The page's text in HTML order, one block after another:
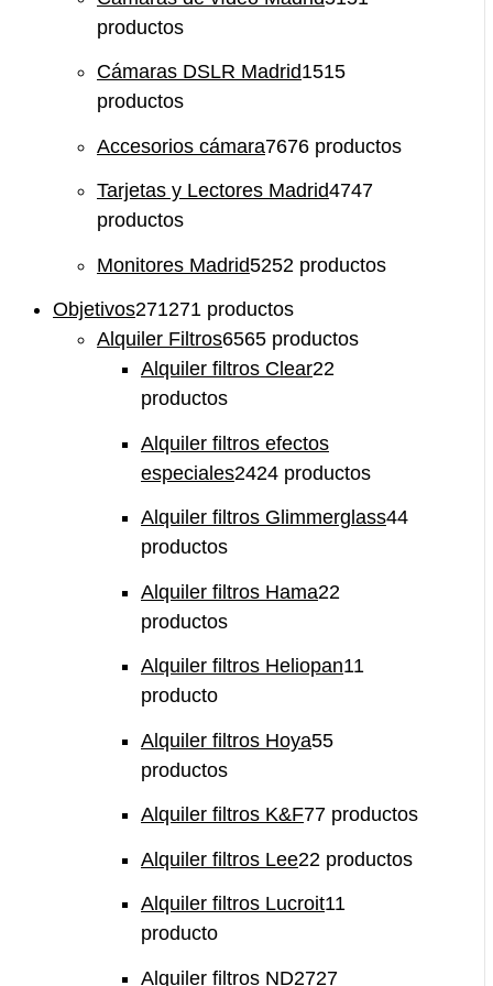
productos
Cámaras DSLR Madrid1515
productos
Accesorios cámara7676 productos
Tarjetas y Lectores Madrid4747
productos
Monitores Madrid5252 productos
Objetivos271271 productos
Alquiler Filtros6565 productos
Alquiler filtros Clear22
productos
Alquiler filtros efectos
especiales2424 productos
Alquiler filtros Glimmerglass44
productos
Alquiler filtros Hama22
productos
Alquiler filtros Heliopan11
producto
Alquiler filtros Hoya55
productos
Alquiler filtros K&F77 productos
Alquiler filtros Lee22 productos
Alquiler filtros Lucroit11
producto
Alquiler filtros ND2727